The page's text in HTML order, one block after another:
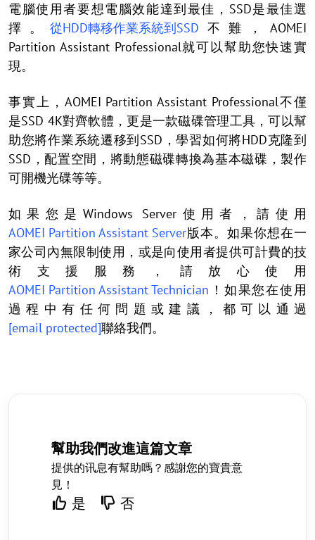
電腦使用者要想電腦效能達到最佳，SSD是最佳選
擇。從HDD轉移作業系統到SSD 不難，AOMEI
Partition Assistant Professional就可以幫助您快速實
現。
事實上，AOMEI Partition Assistant Professional不僅
是SSD 4K對齊軟體，更是一款磁碟管理工具，可以幫
助您將作業系統遷移到SSD，學習如何將HDD克隆到
SSD，配置空間，將動態磁碟轉換為基本磁碟，製作
可開機光碟等等。
如果您是Windows Server使用者，請使用
AOMEI Partition Assistant Server版本。如果你想在一
家公司內無限制使用，或是向使用者提供可計費的技
術支援服務，請放心使用
AOMEI Partition Assistant Technician ！如果您在使用
過程中有任何問題或建議，都可以通過
[email protected]聯絡我們。
幫助我們改進這篇文章
提供的讯息有幫助嗎？感謝您的寶貴意
見！
是 否